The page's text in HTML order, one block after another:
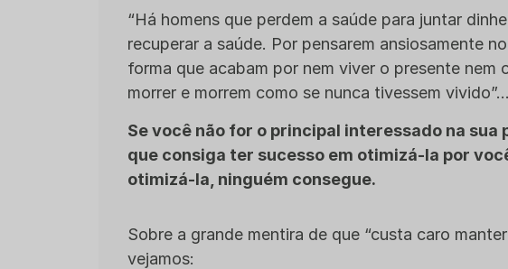
“Há homens que perdem a saúde para juntar
recuperar a saúde. Por pensarem ansiosamente
forma que acabam por nem viver o presente
morrer e morrem como se nunca tivessem vivido”…
Se você não for o principal interessado na sua
que consiga ter sucesso em otimizá-la por
otimizá-la, ninguém consegue.
Sobre a grande mentira de que “custa caro
vejamos: